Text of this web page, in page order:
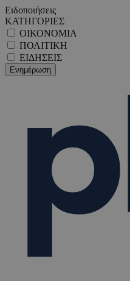
Ειδοποιήσεις
ΚΑΤΗΓΟΡΙΕΣ
ΟΙΚΟΝΟΜΙΑ
ΠΟΛΙΤΙΚΗ
ΕΙΔΗΣΕΙΣ